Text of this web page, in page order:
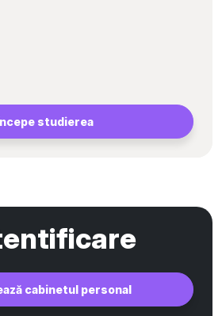
studierea
cabinetul personal